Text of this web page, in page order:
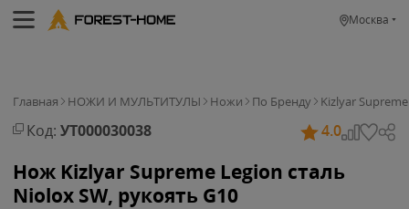
Москва
Главная НОЖИ И МУЛЬТИТУЛЫ Ножи По Бренду Kizlyar Supreme
Код: УТ000030038 4.0
Нож Kizlyar Supreme Legion сталь
Niolox SW, рукоять G10